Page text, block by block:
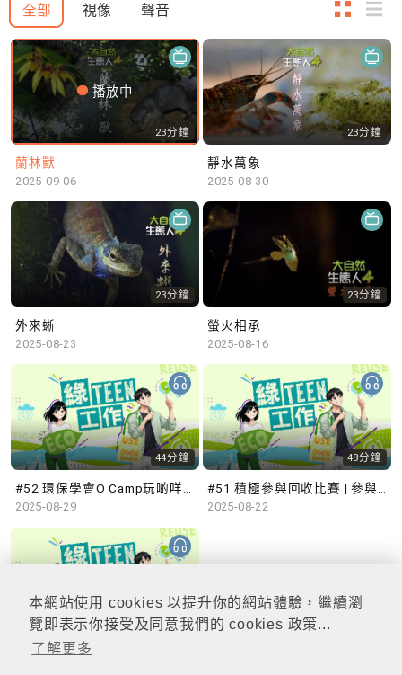
本網站使用 cookies 以提升你的網站體驗，繼續瀏
覽即表示你接受及同意我們的 cookies 政策...
了解更多
全部 視像 聲音
播放中
23分鐘
蘭林獸
2025-09-06
23分鐘
靜水萬象
2025-08-30
23分鐘
外來蜥
2025-08-23
23分鐘
螢火相承
2025-08-16
44分鐘
#52 環保學會O Camp玩啲咩？ | 參與學生: Sammi、Cardi、Charles (香港科技大學 環境管理及科技學生聯會)
2025-08-29
48分鐘
#51 積極參與回收比賽 | 參與學生: 巫巫、Vincy、Thomas (樂善堂顧超文中學) (「SGREEN 校際回收比賽」最積極參與學校獎 中學組銀獎得主)
2025-08-22
47分鐘